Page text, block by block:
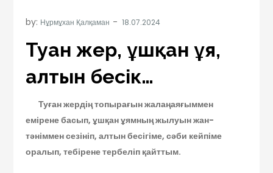
by: Нұрмұхан Қалқаман
Туған жер, ұшқан ұя,
алтын бесік…
Туған жердің топырағын жалаңаяғыммен
емірене басып, ұшқан ұямның жылуын жан-
тәніммен сезініп, алтын бесігіме, сәби кейпіме
оралып, тебірене тербеліп қайттым.